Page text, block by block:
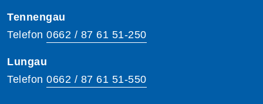
Tennengau
Telefon 0662 / 87 61 51-250
Lungau
Telefon 0662 / 87 61 51-550